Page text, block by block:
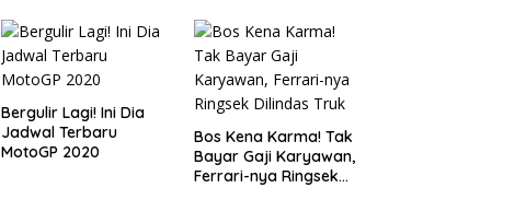
Bergulir Lagi! Ini Dia
Jadwal Terbaru
MotoGP 2020
Bos Kena Karma! Tak
Bayar Gaji Karyawan,
Ferrari-nya Ringsek